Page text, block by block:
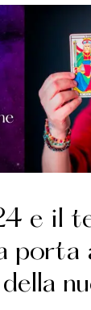
e il
porta